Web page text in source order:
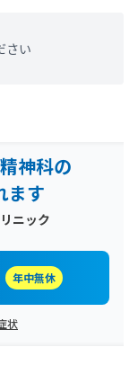
さい
神科の
ます
ニック
年中無休
状